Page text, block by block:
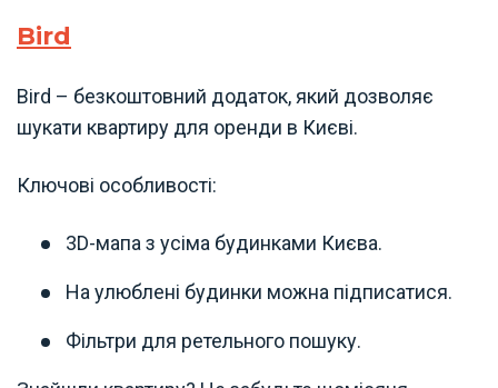
Bird
Bird – безкоштовний додаток, який дозволяє
шукати квартиру для оренди в Києві.
Ключові особливості:
3D-мапа з усіма будинками Києва.
На улюблені будинки можна підписатися.
Фільтри для ретельного пошуку.